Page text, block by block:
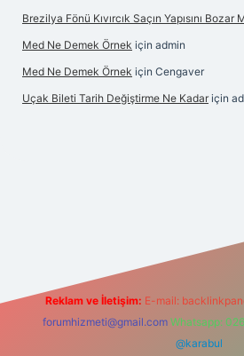
Brezilya Fönü Kıvırcık Saçın Yapısını Bozar
Med Ne Demek Örnek için admin
Med Ne Demek Örnek için Cengaver
Uçak Bileti Tarih Değiştirme Ne Kadar için
Reklam ve İletişim: E-mail:
forumhizmeti@gmail.com Whatsapp:
@karabul